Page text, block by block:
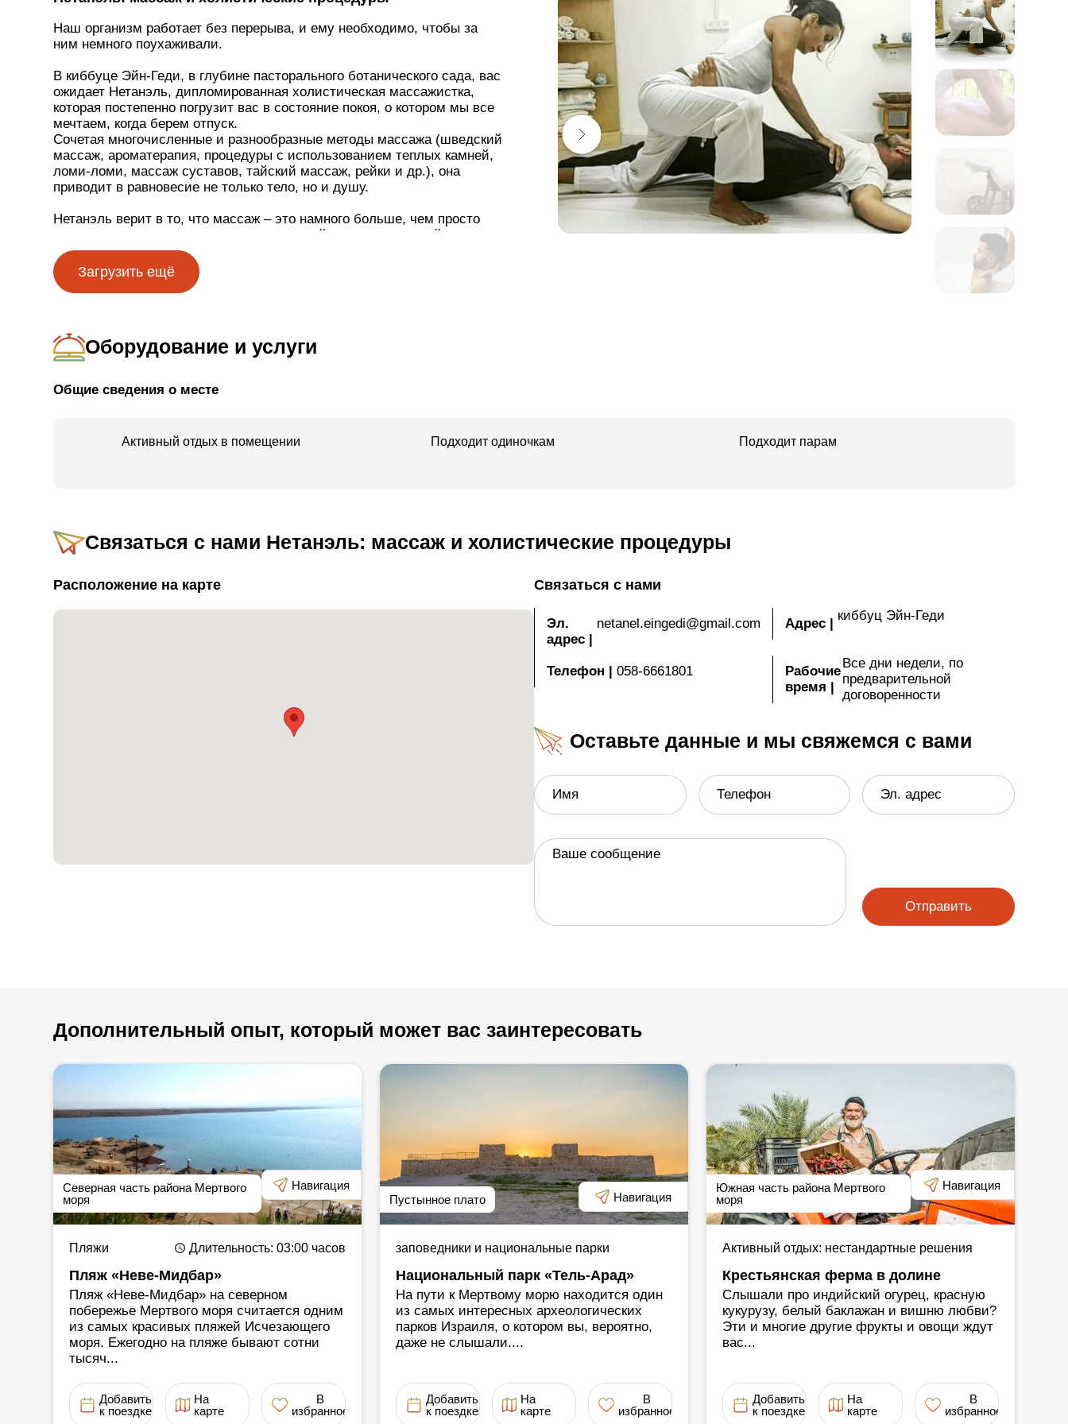
Наш организм работает без перерыва, и ему необходимо, чтобы за
ним немного поухаживали.
В киббуце Эйн-Геди, в глубине пасторального ботанического сада, вас
ожидает Нетанэль, дипломированная холистическая массажистка,
которая постепенно погрузит вас в состояние покоя, о котором мы все
мечтаем, когда берем отпуск.
Сочетая многочисленные и разнообразные методы массажа (шведский
массаж, ароматерапия, процедуры с использованием теплых камней,
ломи-ломи, массаж суставов, тайский массаж, рейки и др.), она
приводит в равновесие не только тело, но и душу.
Нетанэль верит в то, что массаж ‒ это намного больше, чем просто
техника, и с радостью подарит вам полный спектр ощущений, которые
мы испытываем, принимая расслабляющие холистические процедуры.
Загрузить ещё
Оборудование и услуги
Общие сведения о месте
Активный отдых в помещении Подходит одиночкам Подходит парам
Связаться с нами Нетанэль: массаж и холистические процедуры
Расположение на карте Связаться с нами
Эл.
адрес |
netanel.eingedi@gmail.com Адрес |
киббуц Эйн-Геди
Телефон | 058-6661801
Рабочие
время |
Все дни недели, по
предварительной
договоренности
Оставьте данные и мы свяжемся с вами
Имя Телефон Эл. адрес
Ваше сообщение
Отправить
Дополнительный опыт, который может вас заинтересовать
Северная часть района Мертвого
моря
Навигация
Пляжи Длительность: 03:00 часов
Пляж «Неве-Мидбар»
Пляж «Неве-Мидбар» на северном
побережье Мертвого моря считается одним
из самых красивых пляжей Исчезающего
моря. Ежегодно на пляже бывают сотни
тысяч...
Добавить
к поездке
На
карте
В
избранное
Пустынное плато Навигация
заповедники и национальные парки
Национальный парк «Тель-Арад»
На пути к Мертвому морю находится один
из самых интересных археологических
парков Израиля, о котором вы, вероятно,
даже не слышали....
Добавить
к поездке
На
карте
В
избранное
Южная часть района Мертвого
моря
Навигация
Активный отдых: нестандартные решения
Крестьянская ферма в долине
Слышали про индийский огурец, красную
кукурузу, белый баклажан и вишню любви?
Эти и многие другие фрукты и овощи ждут
вас...
Добавить
к поездке
На
карте
В
избранное